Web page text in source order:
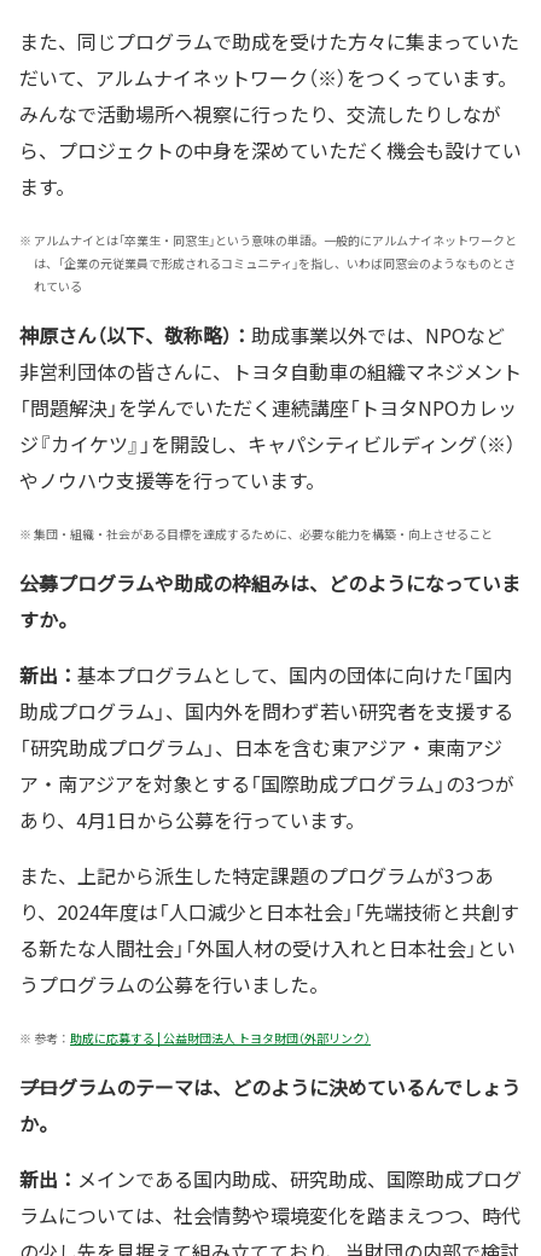
また、同じプログラムで助成を受けた方々に集まっていた
だいて、アルムナイネットワーク（※）をつくっています。
みんなで活動場所へ視察に行ったり、交流したりしなが
ら、プロジェクトの中身を深めていただく機会も設けてい
ます。
※ アルムナイとは「卒業生・同窓生」という意味の単語。一般的にアルムナイネットワークと
は、「企業の元従業員で形成されるコミュニティ」を指し、いわば同窓会のようなものとさ
れている
神原さん（以下、敬称略）： 助成事業以外では、NPOなど
非営利団体の皆さんに、トヨタ自動車の組織マネジメント
「問題解決」を学んでいただく連続講座「トヨタNPOカレッ
ジ『カイケツ』」を開設し、キャパシティビルディング（※）
やノウハウ支援等を行っています。
※ 集団・組織・社会がある目標を達成するために、必要な能力を構築・向上させること
――公募プログラムや助成の枠組みは、どのようになっていま
すか。
新出： 基本プログラムとして、国内の団体に向けた「国内
助成プログラム」、国内外を問わず若い研究者を支援する
「研究助成プログラム」、日本を含む東アジア・東南アジ
ア・南アジアを対象とする「国際助成プログラム」の3つが
あり、4月1日から公募を行っています。
また、上記から派生した特定課題のプログラムが3つあ
り、2024年度は「人口減少と日本社会」「先端技術と共創す
る新たな人間社会」「外国人材の受け入れと日本社会」とい
うプログラムの公募を行いました。
※ 参考： 助成に応募する | 公益財団法人 トヨタ財団（外部リンク）
――プログラムのテーマは、どのように決めているんでしょう
か。
新出： メインである国内助成、研究助成、国際助成プログ
ラムについては、社会情勢や環境変化を踏まえつつ、時代